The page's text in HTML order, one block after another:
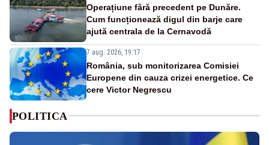
Operațiune fără precedent pe Dunăre.
Cum funcționează digul din barje care
ajută centrala de la Cernavodă
7 aug. 2026, 19:17
România, sub monitorizarea Comisiei
Europene din cauza crizei energetice. Ce
cere Victor Negrescu
POLITICA